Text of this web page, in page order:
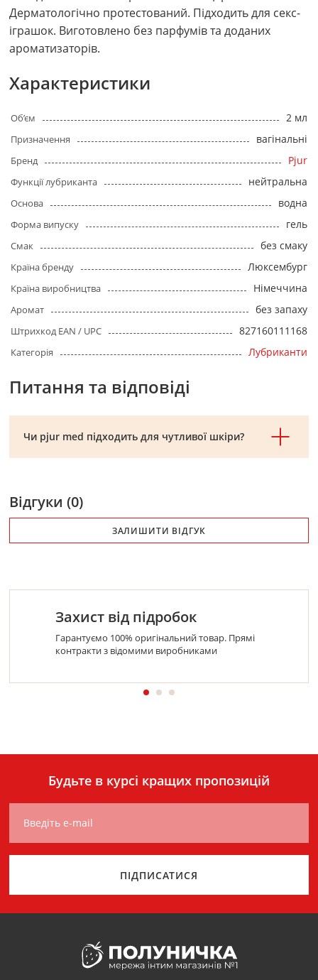
Дерматологічно протестований. Підходить для секс-
іграшок. Виготовлено без парфумів та доданих
ароматизаторів.
Характеристики
Об’єм 2 мл
Призначення вагінальні
Бренд Pjur
Функції лубриканта нейтральна
Основа водна
Форма випуску гель
Смак без смаку
Країна бренду Люксембург
Країна виробництва Німеччина
Аромат без запаху
Штрихкод EAN / UPC 827160111168
Категорія Лубриканти
Питання та відповіді
Чи pjur med підходить для чутливої шкіри?
Відгуки (0)
ЗАЛИШИТИ ВІДГУК
Захист від підробок
Гарантуємо 100% оригінальний товар. Прямі
контракти з відомими виробниками
Будьте в курсі кращих пропозицій
Введіть e-mail
ПІДПИСАТИСЯ